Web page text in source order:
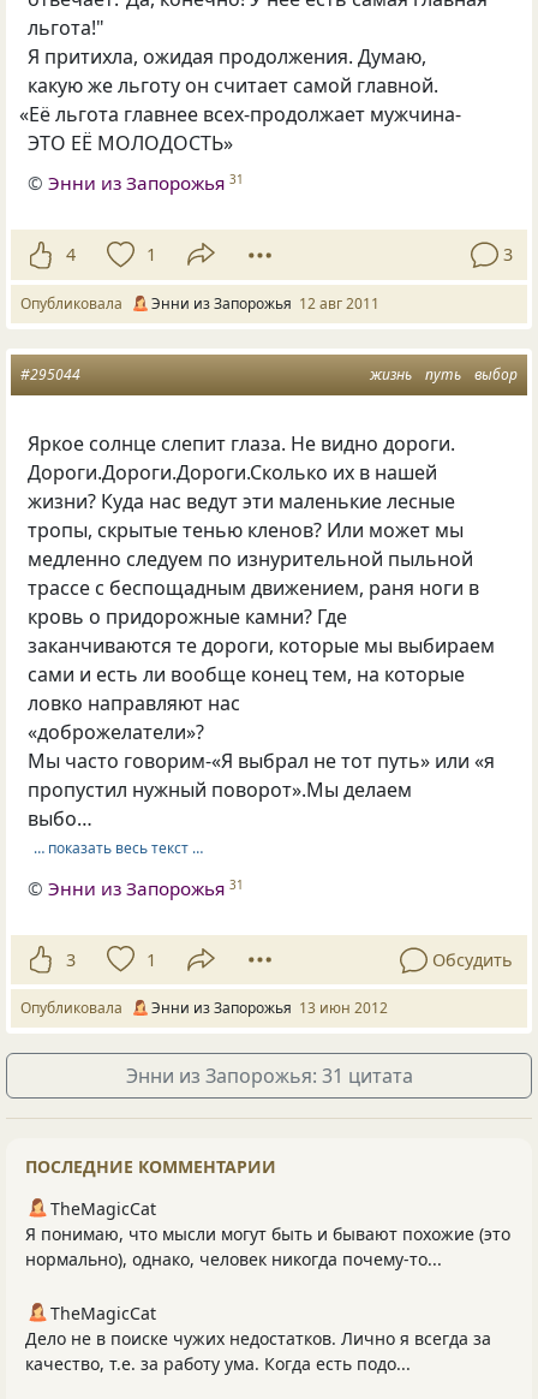
льгота!"
Я притихла, ожидая продолжения. Думаю,
какую же льготу он считает самой главной.
«Её льгота главнее всех-продолжает мужчина-
ЭТО ЕЁ МОЛОДОСТЬ»
©Энни из Запорожья 31
4 1 3
Опубликовала Энни из Запорожья 12 авг 2011
жизнь путь выбор
#295044
Яркое солнце слепит глаза. Не видно дороги.
Дороги.Дороги.Дороги.Сколько их в нашей
жизни? Куда нас ведут эти маленькие лесные
тропы, скрытые тенью кленов? Или может мы
медленно следуем по изнурительной пыльной
трассе с беспощадным движением, раня ноги в
кровь о придорожные камни? Где
заканчиваются те дороги, которые мы выбираем
сами и есть ли вообще конец тем, на которые
ловко направляют нас
«доброжелатели»?
Мы часто говорим-«Я выбрал не тот путь» или «я
пропустил нужный поворот».Мы делаем
выбо…
… показать весь текст …
©Энни из Запорожья 31
3 1 Обсудить
Опубликовала Энни из Запорожья 13 июн 2012
Энни из Запорожья: 31 цитата
ПОСЛЕДНИЕ КОММЕНТАРИИ
TheMagicCat
Я понимаю, что мысли могут быть и бывают похожие (это
нормально), однако, человек никогда почему-то...
TheMagicCat
Дело не в поиске чужих недостатков. Лично я всегда за
качество, т.е. за работу ума. Когда есть подо...